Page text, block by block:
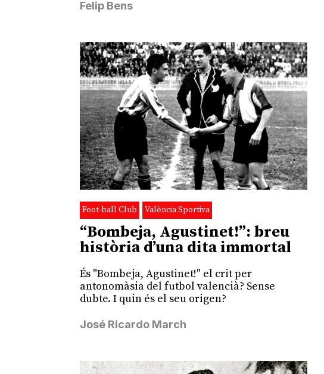
Felip Bens
Foot-ball Club València Sportiva
“Bombeja, Agustinet!”: breu
història d’una dita immortal
És "Bombeja, Agustinet!" el crit per
antonomàsia del futbol valencià? Sense
dubte. I quin és el seu origen?
José Ricardo March